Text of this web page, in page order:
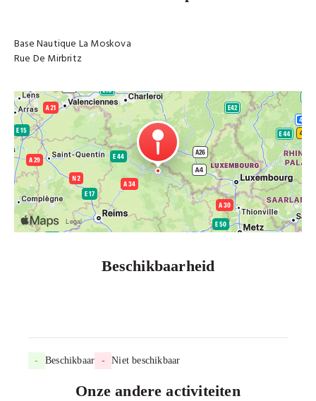
Base Nautique La Moskova
Rue De Mirbritz
Beschikbaarheid
- Beschikbaar - Niet beschikbaar
Onze andere activiteiten